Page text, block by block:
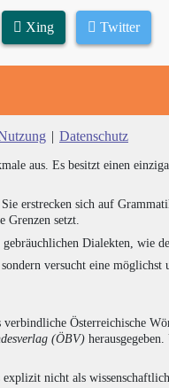
Xing Twitter
| Datenschutz
aus. Es besitzt einen
erstrecken sich auf
Grenzen setzt.
Dialekten, wie
versucht eine
Österreichische
(ÖBV)
nicht als